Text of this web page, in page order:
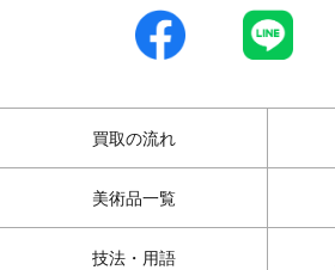
買取の流れ
美術品一覧
技法・用語